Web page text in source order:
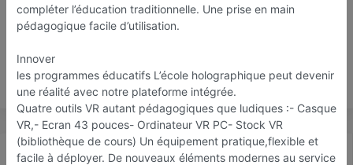
Sur rendez-vous jusqu'à minuit
Save
Actualité Catalogue Infos
compléter l’éducation traditionnelle. Une prise en main
pédagogique facile d’utilisation.
Innover
les programmes éducatifs L’école holographique peut devenir
une réalité avec notre plateforme intégrée.
Quatre outils VR autant pédagogiques que ludiques :- Casque
VR,- Ecran 43 pouces- Ordinateur VR PC- Stock VR
(bibliothèque de cours) Un équipement pratique,flexible et
facile à déployer. De nouveaux éléments modernes au service